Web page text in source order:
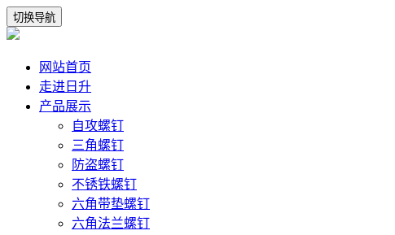
切换导航
网站首页
走进日升
产品展示
自攻螺钉
三角螺钉
防盗螺钉
不锈铁螺钉
六角带垫螺钉
六角法兰螺钉